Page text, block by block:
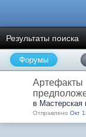
Результаты поиска
Форумы
Артефакты
в Мастерская
Отправлено Окт